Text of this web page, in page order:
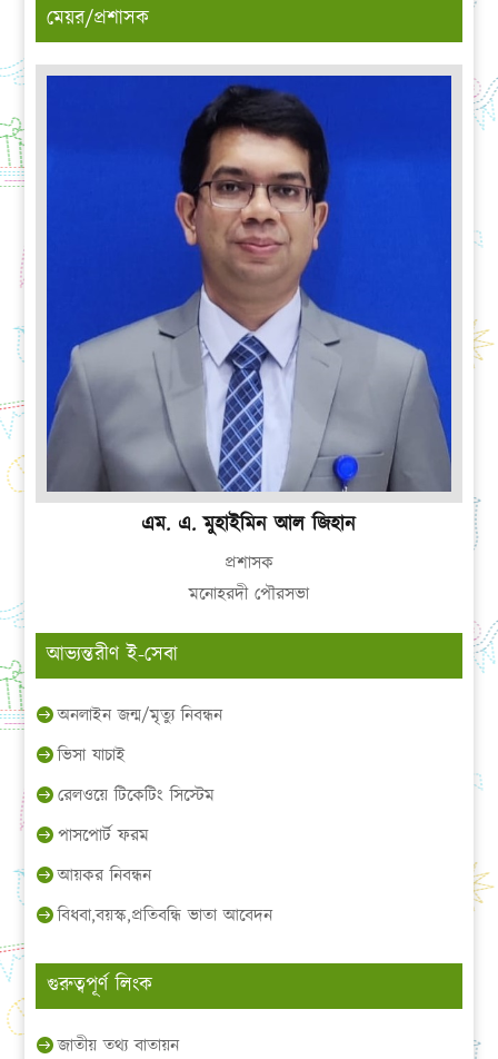
মেয়র/প্রশাসক
এম. এ. মুহাইমিন আল জিহান
প্রশাসক
মনোহরদী পৌরসভা
আভ্যন্তরীণ ই-সেবা
অনলাইন জন্ম/মৃত্যু নিবন্ধন
ভিসা যাচাই
রেলওয়ে টিকেটিং সিস্টেম
পাসপোর্ট ফরম
আয়কর নিবন্ধন
বিধবা,বয়স্ক,প্রতিবন্ধি ভাতা আবেদন
গুরুত্বপূর্ণ লিংক
জাতীয় তথ্য বাতায়ন